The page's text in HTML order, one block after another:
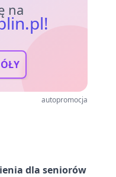
na
autopromocja
dla seniorów